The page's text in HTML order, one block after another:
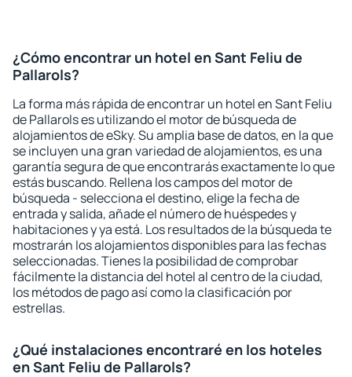
¿Cómo encontrar un hotel en Sant Feliu de
Pallarols?
La forma más rápida de encontrar un hotel en Sant Feliu
de Pallarols es utilizando el motor de búsqueda de
alojamientos de eSky. Su amplia base de datos, en la que
se incluyen una gran variedad de alojamientos, es una
garantía segura de que encontrarás exactamente lo que
estás buscando. Rellena los campos del motor de
búsqueda - selecciona el destino, elige la fecha de
entrada y salida, añade el número de huéspedes y
habitaciones y ya está. Los resultados de la búsqueda te
mostrarán los alojamientos disponibles para las fechas
seleccionadas. Tienes la posibilidad de comprobar
fácilmente la distancia del hotel al centro de la ciudad,
los métodos de pago así como la clasificación por
estrellas.
¿Qué instalaciones encontraré en los hoteles
en Sant Feliu de Pallarols?